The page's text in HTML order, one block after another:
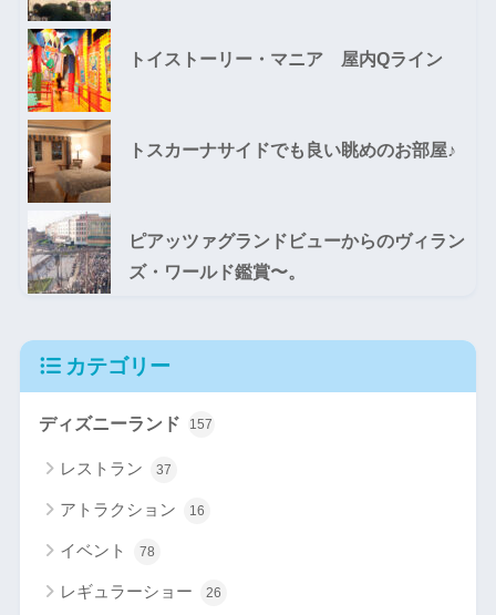
トイストーリー・マニア 屋内Qライン
トスカーナサイドでも良い眺めのお部屋♪
ピアッツァグランドビューからのヴィラン
ズ・ワールド鑑賞〜。
カテゴリー
ディズニーランド 157
レストラン 37
アトラクション 16
イベント 78
レギュラーショー 26